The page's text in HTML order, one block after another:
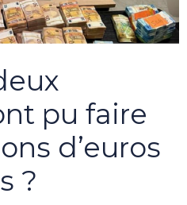
pu faire
d’euros
?